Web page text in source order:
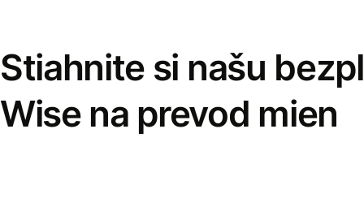
Stiahnite si našu
Wise na prevod mien